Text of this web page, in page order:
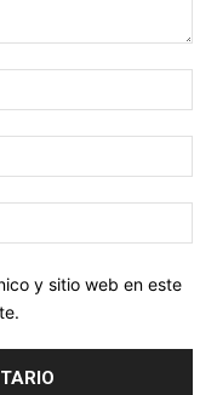
y sitio web en este